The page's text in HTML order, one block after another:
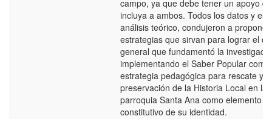
campo, ya que debe tener un apoyo
incluya a ambos. Todos los datos y el
análisis teórico, condujeron a proponer
estrategias que sirvan para lograr el
general que fundamentó la
implementando el Saber Popular
estrategia pedagógica para rescate y
preservación de la Historia Local en la
parroquia Santa Ana como elemento
constitutivo de su identidad.